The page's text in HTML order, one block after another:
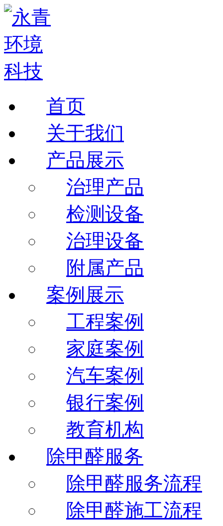
首页
关于我们
产品展示
治理产品
检测设备
治理设备
附属产品
案例展示
工程案例
家庭案例
汽车案例
银行案例
教育机构
除甲醛服务
除甲醛服务流程
除甲醛施工流程